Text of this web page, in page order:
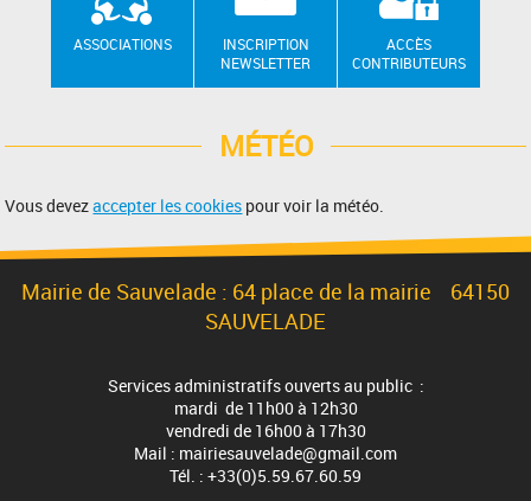
ASSOCIATIONS
INSCRIPTION
NEWSLETTER
ACCÈS
CONTRIBUTEURS
MÉTÉO
Vous devezaccepter les cookies pour voir la météo.
Mairie de Sauvelade : 64 place de la mairie 64150
SAUVELADE
Services administratifs ouverts au public :
mardi de 11h00 à 12h30
vendredi de 16h00 à 17h30
Mail : mairiesauvelade@gmail.com
Tél. : +33(0)5.59.67.60.59